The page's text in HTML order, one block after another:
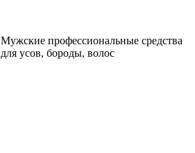
Мужские профессиональные средства
для усов, бороды, волос